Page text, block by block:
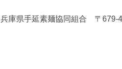
兵庫県手延素麺協同組合 〒679-